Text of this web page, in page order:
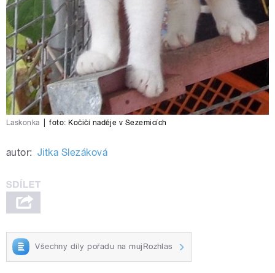
Laskonka foto:Kočičí naděje v Sezemicích
autor: Jitka Slezáková
Všechny díly pořadu na mujRozhlas